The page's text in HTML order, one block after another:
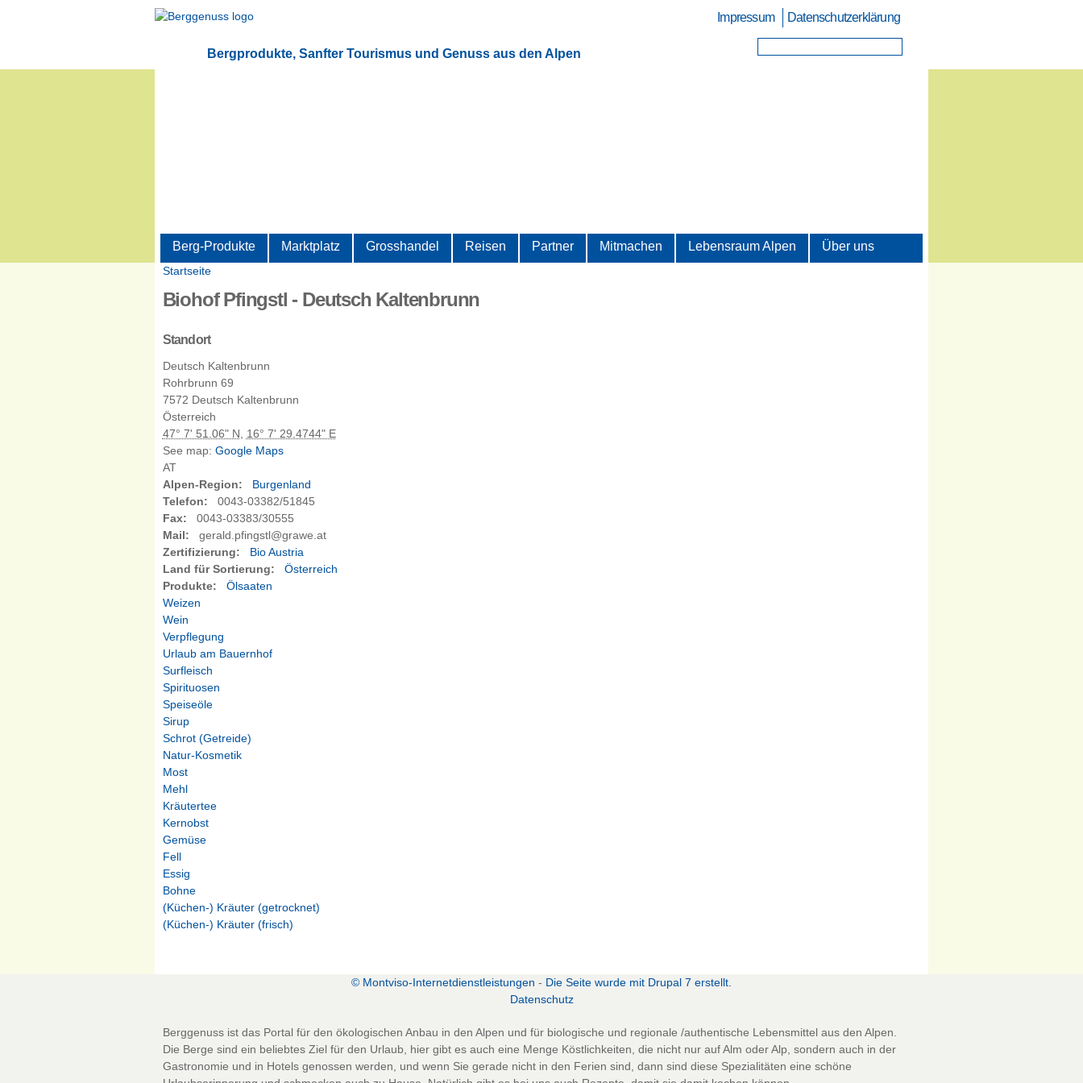
Impressum Datenschutzerklärung
Bergprodukte, Sanfter Tourismus und Genuss aus den Alpen
Berg-Produkte Marktplatz Grosshandel Reisen Partner Mitmachen Lebensraum Alpen Über uns
Sie sind hier
Startseite
Biohof Pfingstl - Deutsch Kaltenbrunn
Standort
Deutsch Kaltenbrunn
Rohrbrunn 69
7572 Deutsch Kaltenbrunn
Österreich
47° 7' 51.06" N, 16° 7' 29.4744" E
See map: Google Maps
AT
Alpen-Region:
Burgenland
Telefon:
0043-03382/51845
Fax:
0043-03383/30555
Mail:
gerald.pfingstl@grawe.at
Zertifizierung:
Bio Austria
Land für Sortierung:
Österreich
Produkte:
Ölsaaten
Weizen
Wein
Verpflegung
Urlaub am Bauernhof
Surfleisch
Spirituosen
Speiseöle
Sirup
Schrot (Getreide)
Natur-Kosmetik
Most
Mehl
Kräutertee
Kernobst
Gemüse
Fell
Essig
Bohne
(Küchen-) Kräuter (getrocknet)
(Küchen-) Kräuter (frisch)
© Montviso-Internetdienstleistungen - Die Seite wurde mit Drupal 7 erstellt.
Datenschutz
Berggenuss ist das Portal für den ökologischen Anbau in den Alpen und für biologische und regionale /authentische Lebensmittel aus den Alpen.
Die Berge sind ein beliebtes Ziel für den Urlaub, hier gibt es auch eine Menge Köstlichkeiten, die nicht nur auf Alm oder Alp, sondern auch in der
Gastronomie und in Hotels genossen werden, und wenn Sie gerade nicht in den Ferien sind, dann sind diese Spezialitäten eine schöne